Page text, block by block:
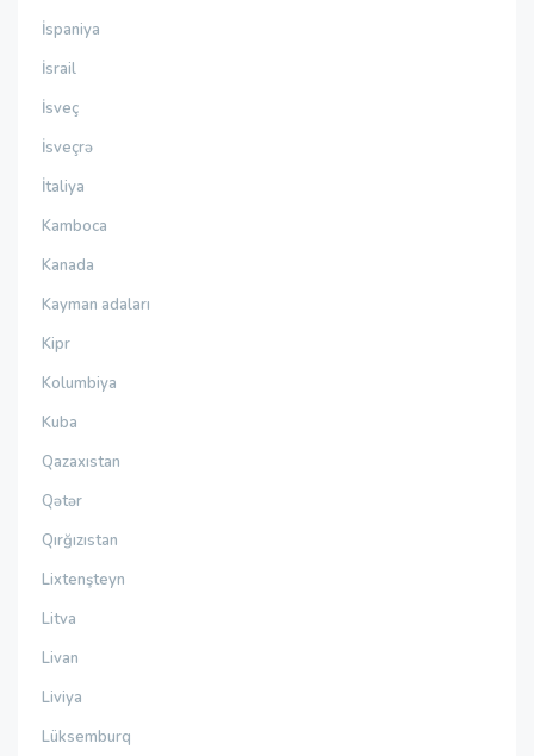
İspaniya
İsrail
İsveç
İsveçrə
İtaliya
Kamboca
Kanada
Kayman adaları
Kipr
Kolumbiya
Kuba
Qazaxıstan
Qətər
Qırğızıstan
Lixtenşteyn
Litva
Livan
Liviya
Lüksemburq